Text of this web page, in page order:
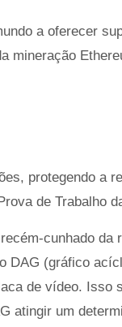
a oferecer
mineração
protegendo a
de Trabalho
cunhado da
DAG (gráfico
de vídeo. Isso
atingir um